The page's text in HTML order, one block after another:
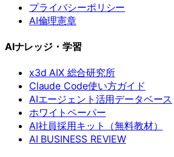
プライバシーポリシー
AI倫理憲章
AIナレッジ・学習
x3d AIX 総合研究所
Claude Code使い方ガイド
AIエージェント活用データベース
ホワイトペーパー
AI社員採用キット（無料教材）
AI BUSINESS REVIEW